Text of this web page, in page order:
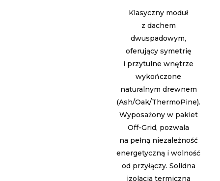
Klasyczny moduł
z dachem
dwuspadowym,
oferujący symetrię
i przytulne wnętrze
wykończone
naturalnym drewnem
(Ash/Oak/ThermoPine).
Wyposażony w pakiet
Off-Grid, pozwala
na pełną niezależność
energetyczną i wolność
od przyłączy. Solidna
izolacja termiczna